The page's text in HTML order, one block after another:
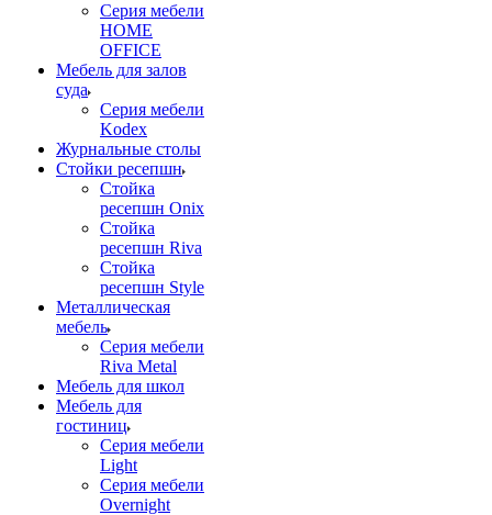
Серия мебели
HOME
OFFICE
Мебель для залов
суда
Серия мебели
Kodex
Журнальные столы
Стойки ресепшн
Стойка
ресепшн Onix
Стойка
ресепшн Riva
Стойка
ресепшн Style
Металлическая
мебель
Серия мебели
Riva Metal
Мебель для школ
Мебель для
гостиниц
Серия мебели
Light
Серия мебели
Overnight